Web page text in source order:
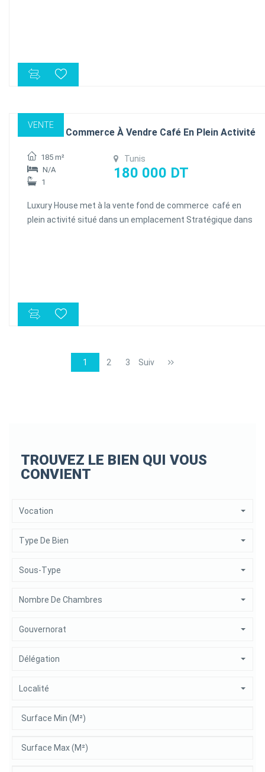
- Rez-de-chaussée
- Sanitaires et espace de stockage
VENTE
Fond De Commerce À Vendre Café En Plein Activité
185 m²
N/A
1
Tunis
180 000 DT
Luxury House met à la vente fond de commerce café en
plein activité situé dans un emplacement Stratégique dans
1 2 3 Suiv
TROUVEZ LE BIEN QUI VOUS
CONVIENT
Vocation
Type De Bien
Sous-Type
Nombre De Chambres
Gouvernorat
Délégation
Localité